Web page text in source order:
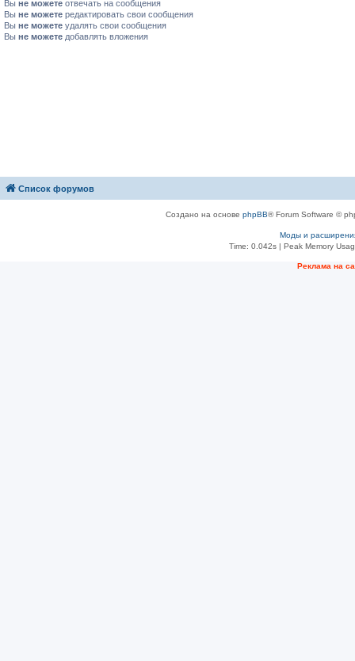
Вы не можете отвечать на сообщения
Вы не можете редактировать свои сообщения
Вы не можете удалять свои сообщения
Вы не можете добавлять вложения
Список форумов
Создано на основе phpBB® Forum Software ©
Моды и
Time: 0.042s| Peak Memory
Рeклама на